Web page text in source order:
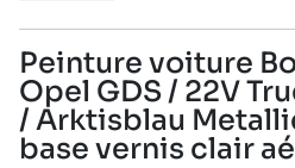
Peinture voiture
Opel GDS / 22V
/ Arktisblau
base vernis clair